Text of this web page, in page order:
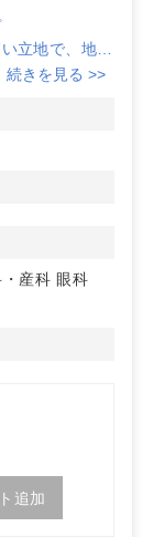
立地で、地域
リアで、患者
から美容外科
の面積での賃
サービスを提
えるクリニッ
わせくださ
続きを見る >>
産科 眼科
追加